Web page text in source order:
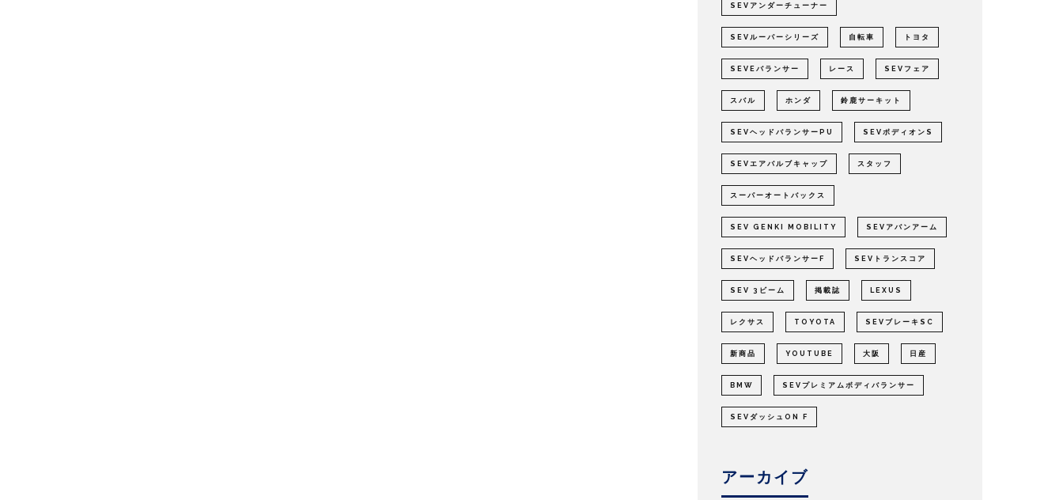
SEVアンダーチューナー
SEVルーパーシリーズ 自転車 トヨタ
SEVEバランサー レース SEVフェア
スバル ホンダ 鈴鹿サーキット
SEVヘッドバランサーPU SEVボディオンS
SEVエアバルブキャップ スタッフ
スーパーオートバックス
SEV GENKI MOBILITY SEVアバンアーム
SEVヘッドバランサーF SEVトランスコア
SEV 3ビーム 掲載誌 LEXUS
レクサス TOYOTA SEVブレーキSC
新商品 YOUTUBE 大阪 日産
BMW SEVプレミアムボディバランサー
SEVダッシュON F
アーカイブ